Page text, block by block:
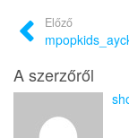
Előző
A szerzőről